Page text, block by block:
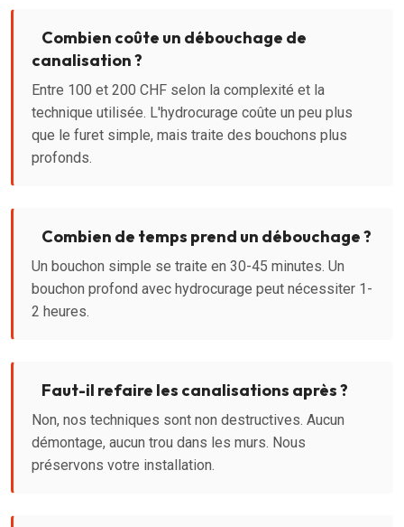
Combien coûte un débouchage de
canalisation ?
Entre 100 et 200 CHF selon la complexité et la
technique utilisée. L'hydrocurage coûte un peu plus
que le furet simple, mais traite des bouchons plus
profonds.
Combien de temps prend un débouchage ?
Un bouchon simple se traite en 30-45 minutes. Un
bouchon profond avec hydrocurage peut nécessiter 1-
2 heures.
Faut-il refaire les canalisations après ?
Non, nos techniques sont non destructives. Aucun
démontage, aucun trou dans les murs. Nous
préservons votre installation.